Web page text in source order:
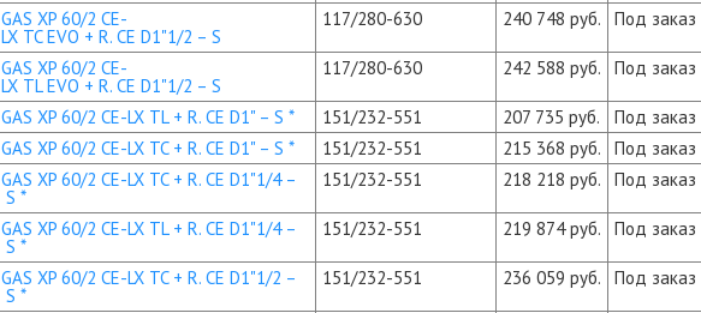
GAS XP 60/2 CE-
LX TC EVO + R. CE D1"1/2 – S
117/280-630 240 748 руб. Под заказ
GAS XP 60/2 CE-
LX TL EVO + R. CE D1"1/2 – S
117/280-630 242 588 руб. Под заказ
GAS XP 60/2 CE-LX TL + R. CE D1" – S * 151/232-551 207 735 руб. Под заказ
GAS XP 60/2 CE-LX TC + R. CE D1" – S *
151/232-551 215 368 руб. Под заказ
GAS XP 60/2 CE-LX TC + R. CE D1"1/4 –
S *
151/232-551 218 218 руб. Под заказ
GAS XP 60/2 CE-LX TL + R. CE D1"1/4 –
S *
151/232-551 219 874 руб. Под заказ
GAS XP 60/2 CE-LX TC + R. CE D1"1/2 –
S *
151/232-551 236 059 руб. Под заказ